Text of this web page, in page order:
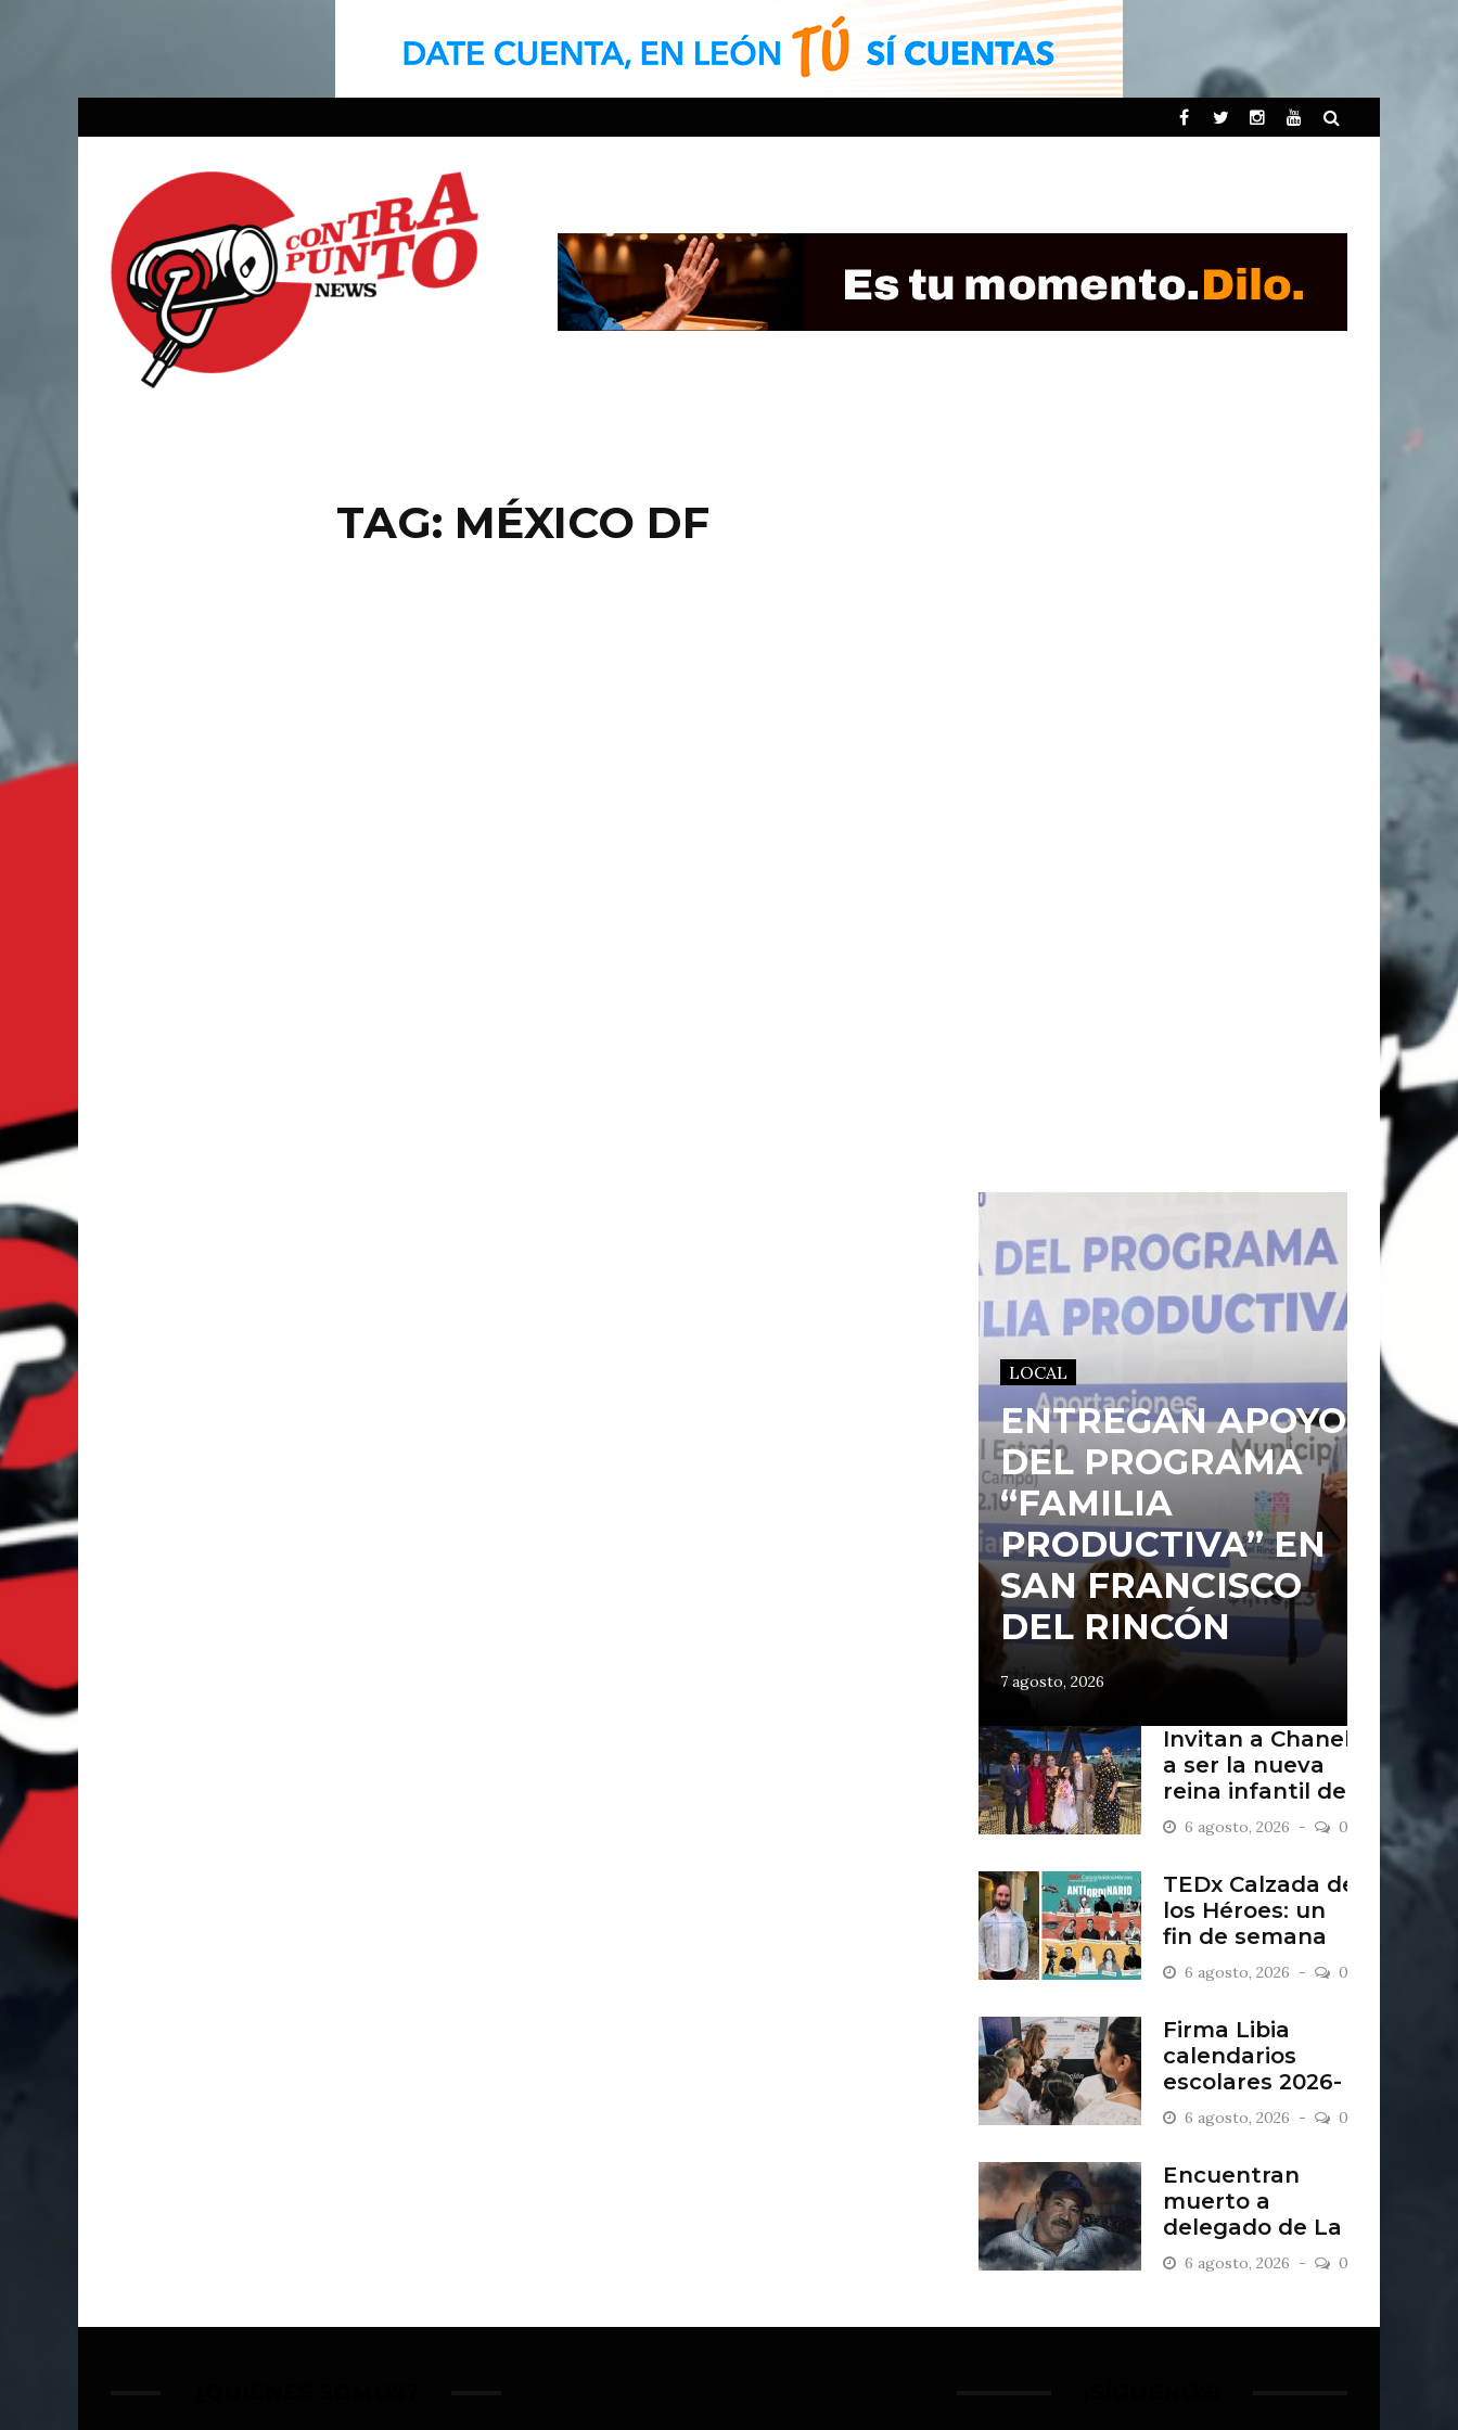
TAG: MÉXICO DF
LOCAL
ENTREGAN APOYOS
DEL PROGRAMA
“FAMILIA
PRODUCTIVA” EN
SAN FRANCISCO
DEL RINCÓN
7 agosto, 2026
Invitan a Chanel
a ser la nueva
reina infantil de
San Francisco
del Rincón
6 agosto, 2026 0
TEDx Calzada de
los Héroes: un
fin de semana
“Antiordinario”
en León
6 agosto, 2026 0
Firma Libia
calendarios
escolares 2026-
2027
6 agosto, 2026 0
Encuentran
muerto a
delegado de La
Sandía
6 agosto, 2026 0